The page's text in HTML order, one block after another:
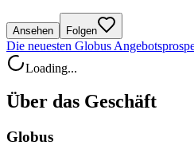
Ansehen Folgen
Die neuesten Globus
Loading...
Über das Geschäft
Globus